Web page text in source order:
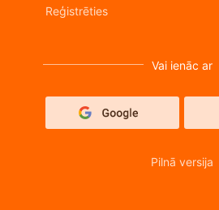
Reģistrēties
Vai ienāc ar
Pilnā versija